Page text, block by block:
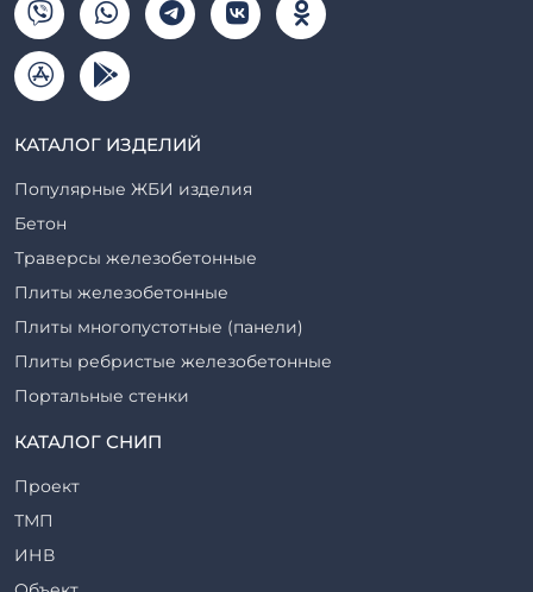
КАТАЛОГ ИЗДЕЛИЙ
Популярные ЖБИ изделия
Бетон
Траверсы железобетонные
Плиты железобетонные
Плиты многопустотные (панели)
Плиты ребристые железобетонные
Портальные стенки
Прогоны железобетонные
Ригели железобетонные
Сваи железобетонные
Стеновые блоки
КАТАЛОГ СНИП
Проект
ТМП
ИНВ